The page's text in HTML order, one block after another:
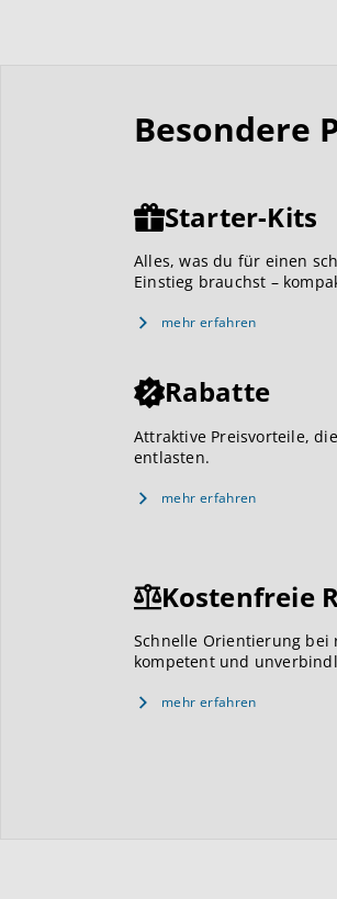
Besondere
Starter-Kits
Alles, was du für einen
Einstieg brauchst –
mehr erfahren
Rabatte
Attraktive Preisvorteile,
entlasten.
mehr erfahren
Kostenfreie
Schnelle Orientierung bei
kompetent und
mehr erfahren